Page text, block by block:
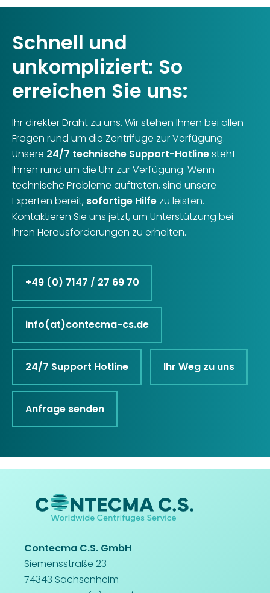
Schnell und
unkompliziert: So
erreichen Sie uns:
Ihr direkter Draht zu uns. Wir stehen Ihnen bei allen
Fragen rund um die Zentrifuge zur Verfügung.
Unsere 24/7 technische Support-Hotlinesteht
Ihnen rund um die Uhr zur Verfügung. Wenn
technische Probleme auftreten, sind unsere
Experten bereit, sofortige Hilfe zu leisten.
Kontaktieren Sie uns jetzt, um Unterstützung bei
Ihren Herausforderungen zu erhalten.
+49 (0) 7147 / 27 69 70
info(at)contecma-cs.de
24/7 Support Hotline Ihr Weg zu uns
Anfrage senden
Contecma C.S. GmbH
Siemensstraße 23
74343 Sachsenheim